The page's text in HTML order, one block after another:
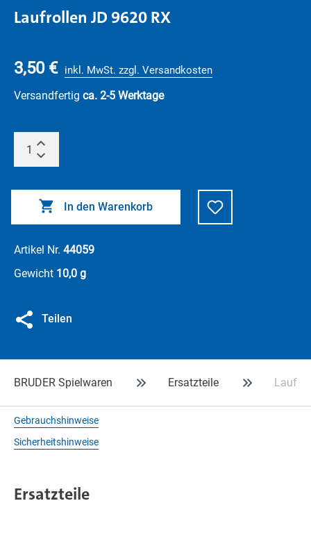
Laufrollen JD 9620 RX
3,50 € inkl. MwSt. zzgl. Versandkosten
Versandfertig ca. 2-5 Werktage
In den Warenkorb
Artikel Nr. 44059
Gewicht 10,0 g
Teilen
BRUDER Spielwaren Ersatzteile
Gebrauchshinweise
Sicherheitshinweise
Ersatzteile